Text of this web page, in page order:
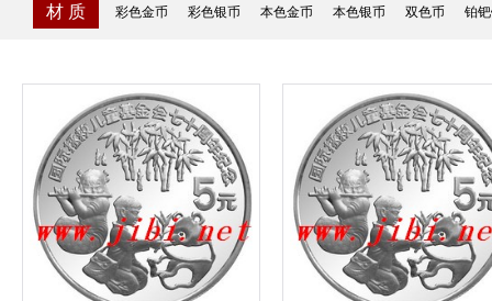
材 质 彩色金币 彩色银币 本色金币 本色银币 双色币 铂